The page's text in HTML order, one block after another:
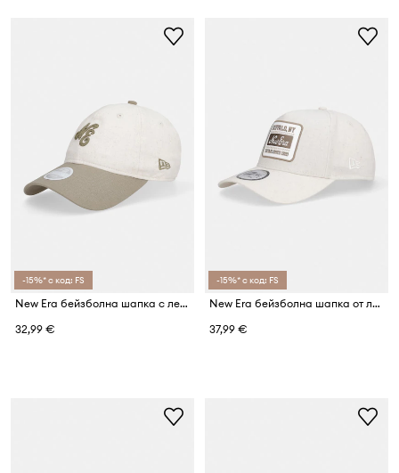
-15%* с код: FS
New Era бейзболна шапка с лен NE LINEN 920
32,99 €
-15%* с код: FS
New Era бейзболна шапка от лен OVAL PATCH LINEN EFRAME
37,99 €